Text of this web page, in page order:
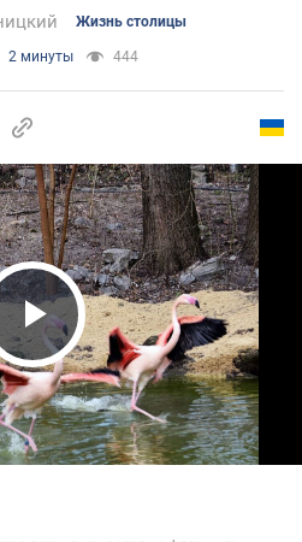
Жизнь столицы
2 минуты 444
Video